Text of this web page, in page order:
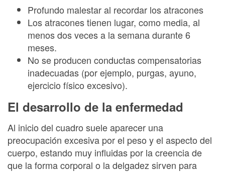
Profundo malestar al recordar los atracones
Los atracones tienen lugar, como media, al
menos dos veces a la semana durante 6
meses.
No se producen conductas compensatorias
inadecuadas (por ejemplo, purgas, ayuno,
ejercicio físico excesivo).
El desarrollo de la enfermedad
Al inicio del cuadro suele aparecer una
preocupación excesiva por el peso y el aspecto del
cuerpo, estando muy influidas por la creencia de
que la forma corporal o la delgadez sirven para